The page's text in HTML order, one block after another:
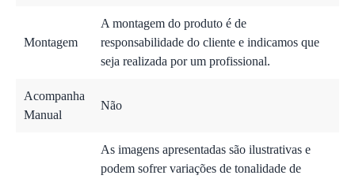
Montagem
A montagem do produto é de
responsabilidade do cliente e indicamos que
seja realizada por um profissional.
Acompanha
Manual
Não
As imagens apresentadas são ilustrativas e
podem sofrer variações de tonalidade de